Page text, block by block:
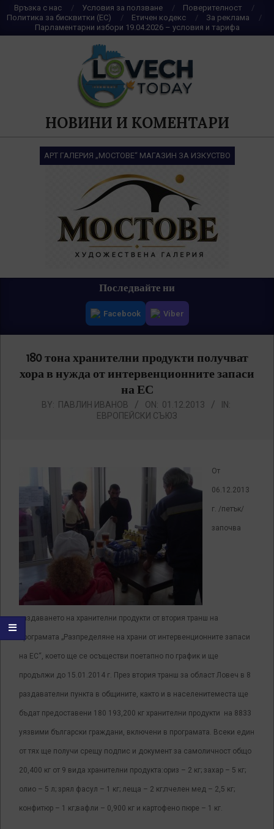
Skip
to
content
Връзка с нас Условия за ползване
Поверителност
Политика за бисквитки (ЕС)
Етичен кодекс
За реклама
Парламентарни избори 19.04.2026 – условия и тарифа
НОВИНИ И КОМЕНТАРИ
АРТ ГАЛЕРИЯ „МОСТОВЕ“ МАГАЗИН ЗА ИЗКУСТВО
Последвайте ни
Facebook Viber
180 тона хранителни продукти получват
хора в нужда от интервенционните запаси
на ЕС
BY: ПАВЛИН ИВАНОВ ON: 01.12.2013
IN:
ЕВРОПЕЙСКИ СЪЮЗ
От
06.12.2013
г. /петък/
започва
раздаването на хранителни продукти от втория транш на
програмата „Разпределяне на храни от интервенционните запаси
на ЕС“, което ще се осъществи поетапно по график и ще
продължи до 15.01.2014 г. През втория транш за област Ловеч в 8
раздавателни пункта в общините, както и в населенитеместа ще
бъдат предоставени 180 193,200 кг хранителни продукти на 8833
уязвими български граждани, включени в програмата. Всеки един
от тях ще получи срещу подпис и документ за самоличност общо
20,400 кг от 9 вида хранителни продукта:ориз – 2 кг; захар – 5 кг;
олио – 5 л; зрял фасул – 1 кг; леща – 2 кг;пчелен мед – 2,5 кг;
конфитюр – 1 кг;вафли – 0,900 кг и картофено пюре – 1 кг.